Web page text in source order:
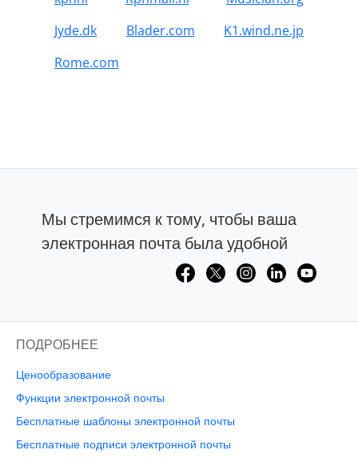
Jyde.dk
Blader.com
K1.wind.ne.jp
Rome.com
Мы стремимся к тому, чтобы ваша
электронная почта была удобной
ПОДРОБНЕЕ
Ценообразование
Функции электронной почты
Бесплатные шаблоны электронной почты
Бесплатные подписи электронной почты